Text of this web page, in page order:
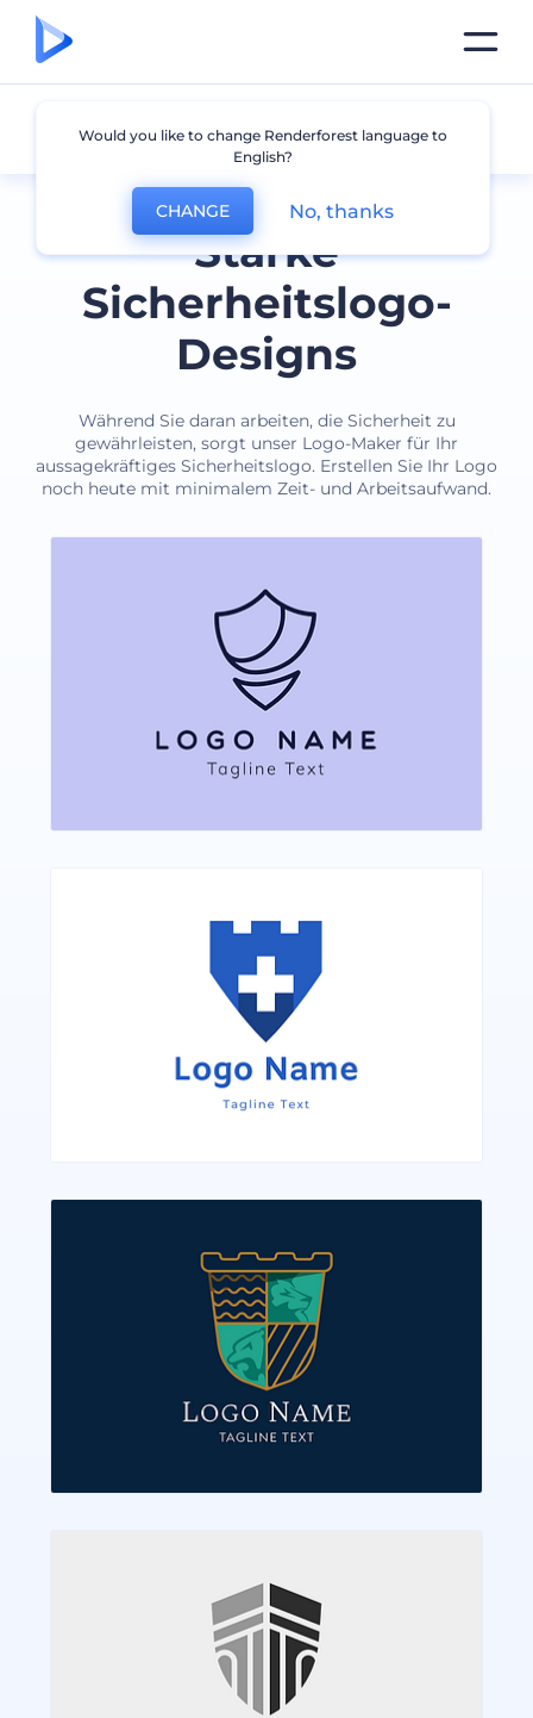
Starke
Sicherheitslogo-
Designs
Während Sie daran arbeiten, die Sicherheit zu
gewährleisten, sorgt unser Logo-Maker für Ihr
aussagekräftiges Sicherheitslogo. Erstellen Sie Ihr Logo
noch heute mit minimalem Zeit- und Arbeitsaufwand.
Sicherheit
Would you like to change Renderforest language to
English?
CHANGE No, thanks